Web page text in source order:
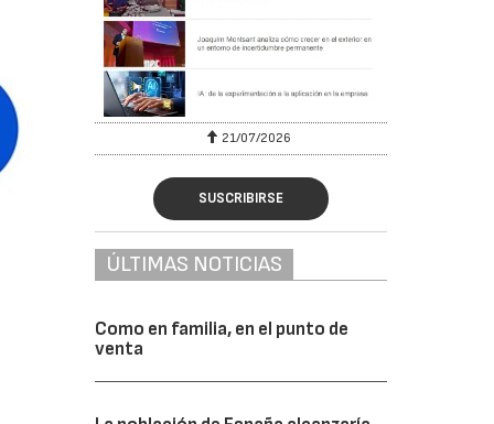
21/07/2026
SUSCRIBIRSE
ÚLTIMAS NOTICIAS
Como en familia, en el punto de
venta